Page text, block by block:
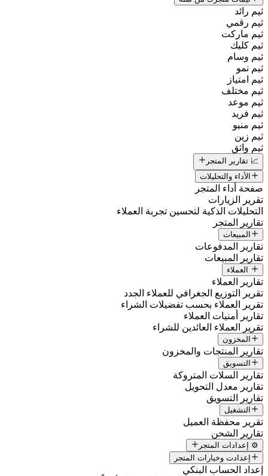
ثيم رائد
ثيم رقمي
ثيم ماركت
ثيم كليك
ثيم وسام
ثيم نمو
ثيم امتياز
ثيم مختلف
ثيم موعد
ثيم فريد
ثيم منيو
ثيم زين
ثيم واثق
📈 تقارير المتجر
الأداء والتحليلات
صفحة أداء المتجر
تقرير الزيارات
التحليلات الذكية لتحسين تجربة العملاء
تقارير المتجر
المبيعات
تقارير المدفوعات
تقارير المبيعات
العملاء
تقارير العملاء
تقرير التوزيع الجغرافي للعملاء الجدد
تقرير العملاء بحسب تفضيلات الشراء
تقارير أمنيات العملاء
تقرير العملاء العائدين للشراء
المخزون
تقارير المنتجات والمخزون
التسويق
تقارير السلات المتروكة
تقارير معدل التحويل
تقارير التسويق
التشغيل
تقرير محفظة العميل
تقارير الشحن
⚙️ إعدادات المتجر
إعدادت وخيارات المتجر
إعداد الحساب البنكي